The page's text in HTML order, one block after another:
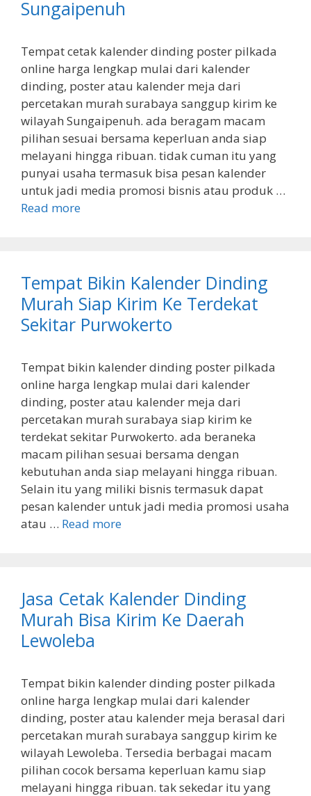
Sungaipenuh
Tempat cetak kalender dinding poster pilkada
online harga lengkap mulai dari kalender
dinding, poster atau kalender meja dari
percetakan murah surabaya sanggup kirim ke
wilayah Sungaipenuh. ada beragam macam
pilihan sesuai bersama keperluan anda siap
melayani hingga ribuan. tidak cuman itu yang
punyai usaha termasuk bisa pesan kalender
untuk jadi media promosi bisnis atau produk …
Read more
Tempat Bikin Kalender Dinding
Murah Siap Kirim Ke Terdekat
Sekitar Purwokerto
Tempat bikin kalender dinding poster pilkada
online harga lengkap mulai dari kalender
dinding, poster atau kalender meja dari
percetakan murah surabaya siap kirim ke
terdekat sekitar Purwokerto. ada beraneka
macam pilihan sesuai bersama dengan
kebutuhan anda siap melayani hingga ribuan.
Selain itu yang miliki bisnis termasuk dapat
pesan kalender untuk jadi media promosi usaha
atau … Read more
Jasa Cetak Kalender Dinding
Murah Bisa Kirim Ke Daerah
Lewoleba
Tempat bikin kalender dinding poster pilkada
online harga lengkap mulai dari kalender
dinding, poster atau kalender meja berasal dari
percetakan murah surabaya sanggup kirim ke
wilayah Lewoleba. Tersedia berbagai macam
pilihan cocok bersama keperluan kamu siap
melayani hingga ribuan. tak sekedar itu yang